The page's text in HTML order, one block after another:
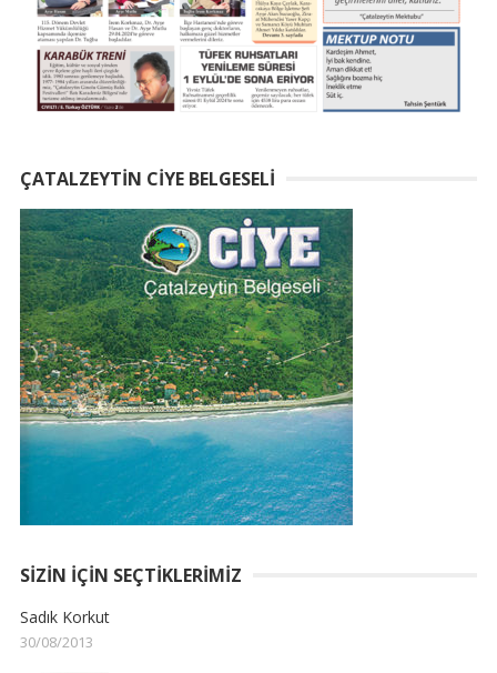
ÇATALZEYTIN CIYE BELGESELI
SIZIN İÇIN SEÇTIKLERIMIZ
Sadık Korkut
30/08/2013